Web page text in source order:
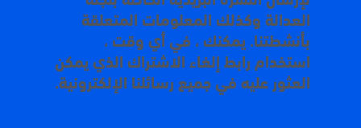
العدالة وكذلك المعلومات المتعلقة
بأنشطتنا. يمكنك ، في أي وقت ،
استخدام رابط إلغاء الاشتراك الذي يمكن
العثور عليه في جميع رسائلنا الإلكترونية.